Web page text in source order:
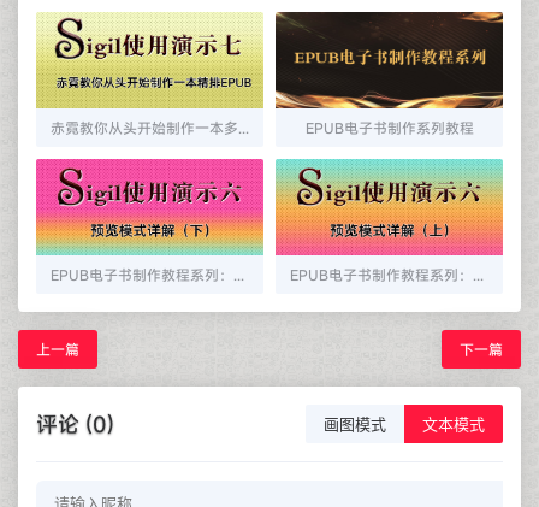
赤霓教你从头开始制作一本多看精排EPUB EPUB电子书制作系列教程
EPUB电子书制作教程系列：sigil中预览模式详解（下） EPUB电子书制作教程系列：sigil中预览模式详解（上）
上一篇 下一篇
评论 (0) 画图模式 文本模式